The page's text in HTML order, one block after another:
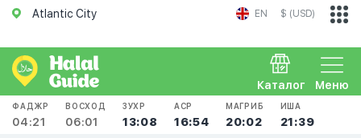
Atlantic City EN $ (USD)
Меню
Каталог
ФАДЖР
04:21
ВОСХОД
06:01
ЗУХР
13:08
АСР
16:54
МАГРИБ
20:02
ИША
21:39